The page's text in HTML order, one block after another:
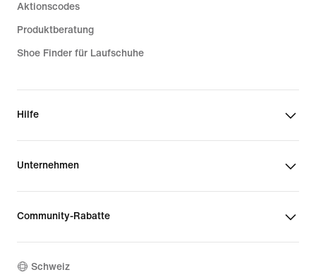
Aktionscodes
Produktberatung
Shoe Finder für Laufschuhe
Hilfe
Unternehmen
Community-Rabatte
Schweiz